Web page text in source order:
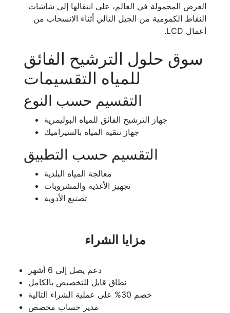
العرض المحمولة في العالم، على انتقالها إلى شاشات
النقاط الكمومية من الجيل التالي أثناء الانسحاب من
أعمال LCD.
سوق حلول الترشيح الفائق
للمياه التقسيمات
التقسيم حسب النوع
جهاز الترشيح الفائق للمياه البوليمرية
جهاز تنقية المياه بالسيراميك
التقسيم حسب التطبيق
معالجة المياه البلدية
تجهيز الأغذية والمشروبات
تصنيع الأدوية
مزايا الشراء
دعم يصل إلى 6 أشهر
نطاق قابل للتخصيص بالكامل
خصم 30% على عملية الشراء التالية
مدير حساب مخصص